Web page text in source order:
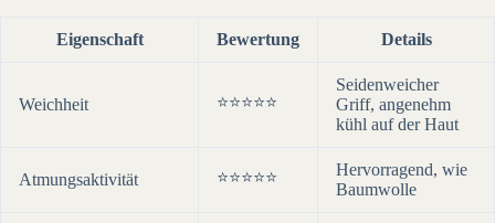
Eigenschaft Bewertung Details
Weichheit ⭐⭐⭐⭐⭐
Seidenweicher
Griff, angenehm
kühl auf der Haut
Atmungsaktivität ⭐⭐⭐⭐⭐
Hervorragend, wie
Baumwolle